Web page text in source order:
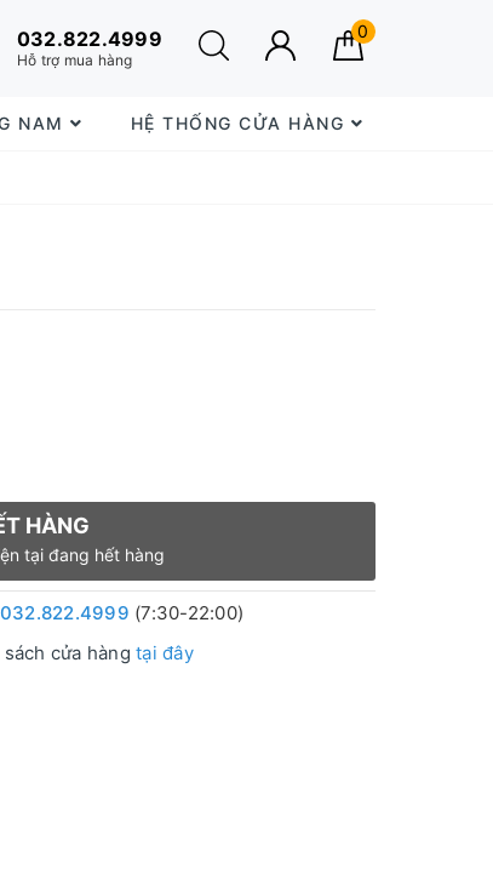
032.822.4999
Hỗ trợ mua hàng
0
NAM HỆ THỐNG CỬA HÀNG
HÀNG
tại đang hết hàng
032.822.4999 (7:30-22:00)
sách cửa hàngtại đây